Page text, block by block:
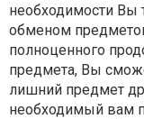
необходимости Вы
обменом
полноценного
предмета, Вы
лишний предмет
необходимый вам